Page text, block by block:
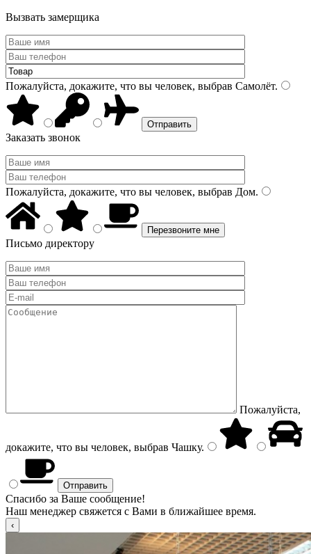
Вызвать замерщика
Пожалуйста, докажите, что вы человек, выбрав Самолёт.
Заказать звонок
Пожалуйста, докажите, что вы человек, выбрав Дом.
Письмо директору
Пожалуйста,
докажите, что вы человек, выбрав Чашку.
Спасибо за Ваше сообщение!
Наш менеджер свяжется с Вами в ближайшее время.